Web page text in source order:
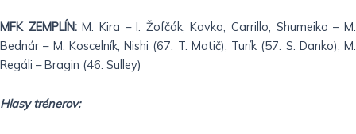
MFK ZEMPLÍN:M. Kira – I. Žofčák, Kavka, Carrillo, Shumeiko – M.
Bednár – M. Koscelník, Nishi (67. T. Matič), Turík (57. S. Danko), M.
Regáli – Bragin (46. Sulley)
Hlasy trénerov: